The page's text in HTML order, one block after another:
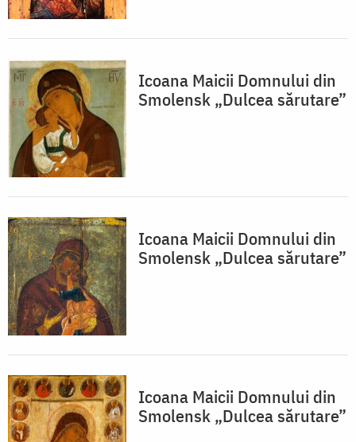
Icoana Maicii Domnului din
Smolensk „Dulcea sărutare”
Icoana Maicii Domnului din
Smolensk „Dulcea sărutare”
Icoana Maicii Domnului din
Smolensk „Dulcea sărutare”